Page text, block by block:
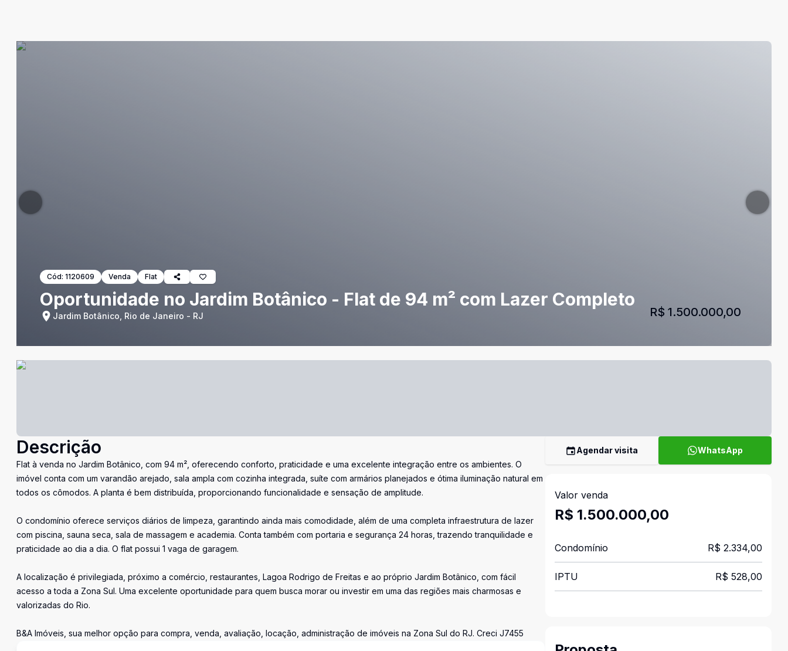
Cód: 1120609 Venda Flat
Oportunidade no Jardim Botânico - Flat de 94 m² com Lazer Completo
Jardim Botânico, Rio de Janeiro - RJ R$ 1.500.000,00
Descrição
Flat à venda no Jardim Botânico, com 94 m², oferecendo conforto, praticidade e uma excelente integração entre os ambientes. O
imóvel conta com um varandão arejado, sala ampla com cozinha integrada, suíte com armários planejados e ótima iluminação natural em
todos os cômodos. A planta é bem distribuída, proporcionando funcionalidade e sensação de amplitude.
O condomínio oferece serviços diários de limpeza, garantindo ainda mais comodidade, além de uma completa infraestrutura de lazer
com piscina, sauna seca, sala de massagem e academia. Conta também com portaria e segurança 24 horas, trazendo tranquilidade e
praticidade ao dia a dia. O flat possui 1 vaga de garagem.
A localização é privilegiada, próximo a comércio, restaurantes, Lagoa Rodrigo de Freitas e ao próprio Jardim Botânico, com fácil
acesso a toda a Zona Sul. Uma excelente oportunidade para quem busca morar ou investir em uma das regiões mais charmosas e
valorizadas do Rio.
B&A Imóveis, sua melhor opção para compra, venda, avaliação, locação, administração de imóveis na Zona Sul do RJ. Creci J7455
Agendar visita WhatsApp
Valor venda
R$ 1.500.000,00
Condomínio R$ 2.334,00
IPTU R$ 528,00